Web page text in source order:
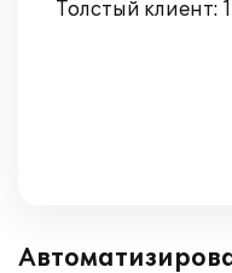
Толстый клиент: 1